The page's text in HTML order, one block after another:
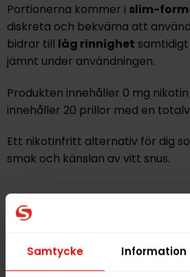
Samtycke Information
Portionerna kommer i slim-
diskreta och bekväma att
bidrar till låg rinnighet
jämnt under användningen.
Produkten innehåller 0 mg nikotin
innehåller 20 prillor med en
Ett nikotinfritt alternativ för dig
smak och känslan av vitt snus.
Hitta alla produkter från